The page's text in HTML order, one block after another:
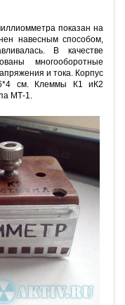
показан на
навесным способом,
В качестве
многооборотные
и тока. Корпус
см. Клеммы К1 иК2
МТ-1.